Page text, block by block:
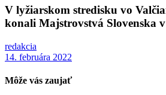
V lyžiarskom stredisku vo
konali Majstrovstvá Slovenska
redakcia
14. februára 2022
Môže vás zaujať